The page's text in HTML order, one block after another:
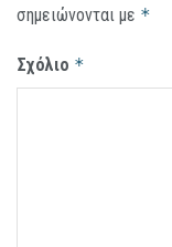
σημειώνονται με *
Σχόλιο *